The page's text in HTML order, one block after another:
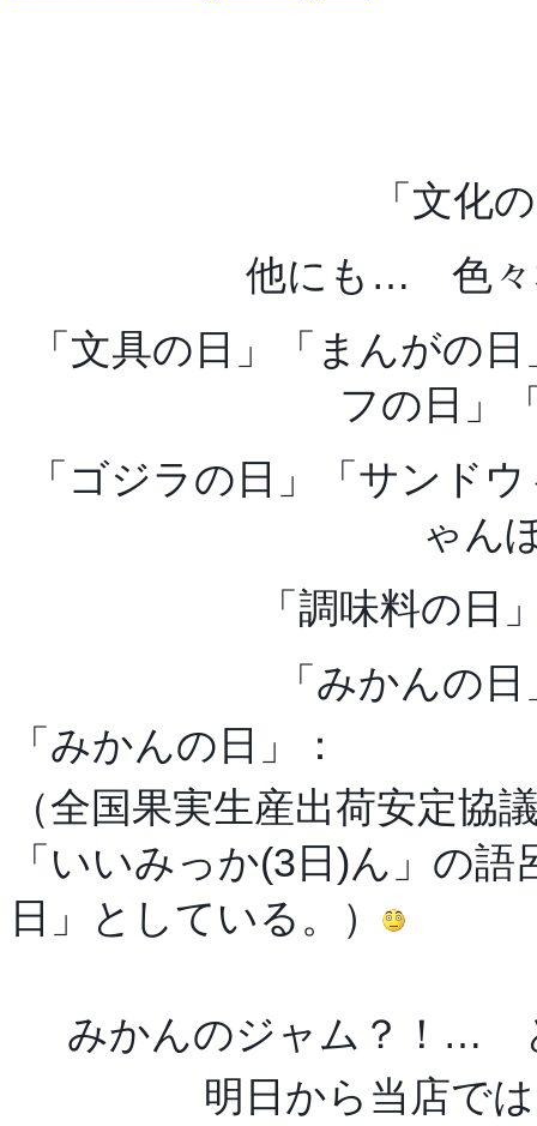
「文化
他にも… 色々
「文具の日」
「まんがの日
フの日」
「ゴジラの日」
「サンド
ゃん
「調味料の日
「みかんの
「みかんの日」：
（全国果実生産出荷安定協
「いいみっか(3日)ん」の
日」としている。）
みかんのジャム？！…
明日から当店で